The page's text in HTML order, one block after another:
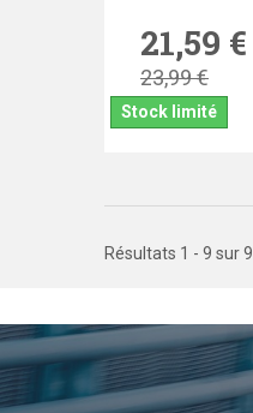
21,59 €
23,99 €
Stock limité
Résultats 1 - 9 sur 9.